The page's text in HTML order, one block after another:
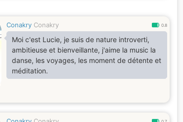
Conakry Conakry 0.8
Moi c'est Lucie, je suis de nature introverti,
ambitieuse et bienveillante, j'aime la music la
danse, les voyages, les moment de détente et
méditation.